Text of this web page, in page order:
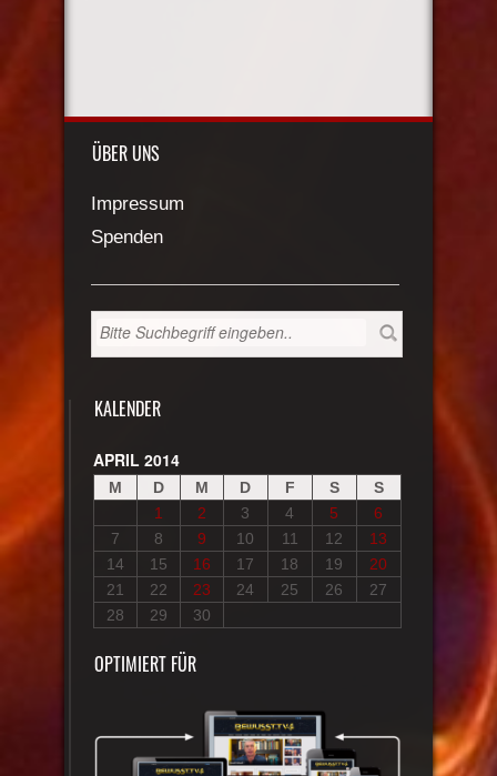
ÜBER UNS
Impressum
Spenden
KALENDER
APRIL 2014
M D M D F S
S
1
2 3 4 5
6
7
8 9 10 11 12
13
14
15 16 17 18 19
20
21
22 23 24 25 26
27
28
29 30
OPTIMIERT FÜR